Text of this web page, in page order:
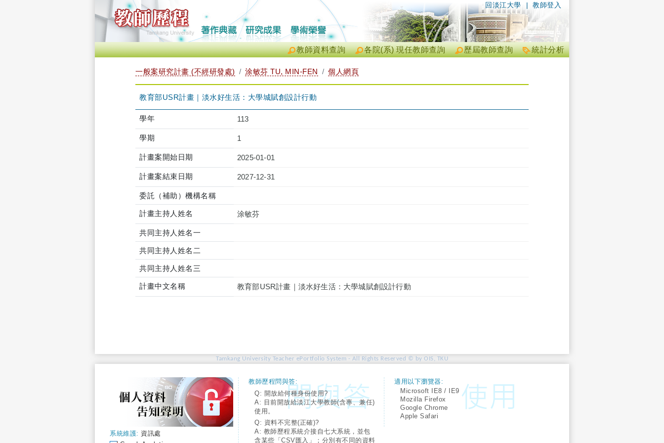
| 教師登入
回淡江大學
統計分析
歷屆教師查詢
各院(系) 現任教師查詢
教師資料查詢
一般案研究計畫 (不經研發處) 涂敏芬 TU, MIN-FEN 個人網頁
教育部USR計畫｜淡水好生活：大學城賦創設計行動
學年 113
學期 1
計畫案開始日期 2025-01-01
計畫案結束日期 2027-12-31
委託（補助）機構名稱
計畫主持人姓名 涂敏芬
共同主持人姓名一
共同主持人姓名二
共同主持人姓名三
計畫中文名稱 教育部USR計畫｜淡水好生活：大學城賦創設計行動
Tamkang University Teacher ePortfolio System - All Rights Reserved © by OIS, TKU
系統維護: 資訊處
教師歷程問與答:
Q: 開放給何種身份使用?
A: 目前開放給淡江大學教師(含專、兼任)
使用。
Q: 資料不完整(正確)?
A: 教師歷程系統介接自七大系統，並包
含某些「CSV匯入」；分別有不同的資料
適用以下瀏覽器:
Microsoft IE8 / IE9
Mozilla Firefox
Google Chrome
Apple Safari